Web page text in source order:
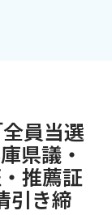
員当選
県議・
推薦証
引き締